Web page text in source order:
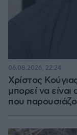
Χρίστος
μπορεί να
που
06.08.2026, 22:24